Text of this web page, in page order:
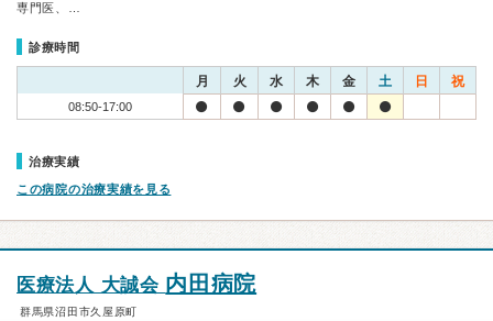
専門医、…
診療時間
月 火 水 木 金 土 日 祝
08:50-17:00
治療実績
この病院の治療実績を見る
医療法人 大誠会 内田病院
群馬県沼田市久屋原町